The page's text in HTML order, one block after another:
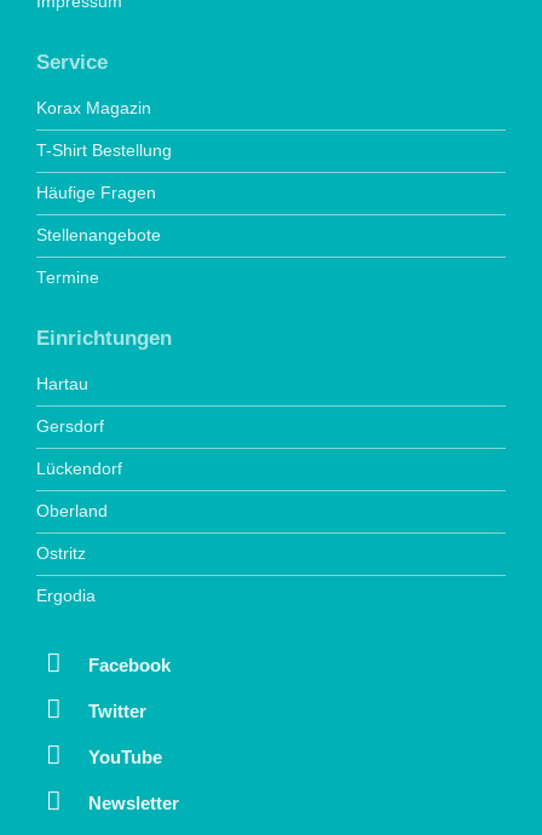
Service
Korax Magazin
T-Shirt Bestellung
Häufige Fragen
Stellenangebote
Termine
Einrichtungen
Hartau
Gersdorf
Lückendorf
Oberland
Ostritz
Ergodia
Facebook
Twitter
YouTube
Newsletter